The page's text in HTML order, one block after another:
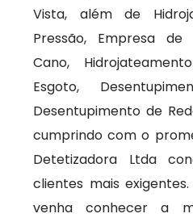
Vista, além de
Pressão, Empresa de
Cano,
Esgoto,
Desentupimento de
cumprindo com o
Detetizadora Ltda
clientes mais
venha conhecer a